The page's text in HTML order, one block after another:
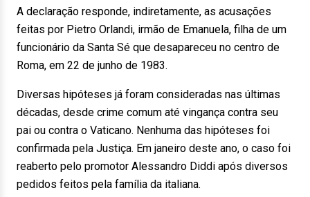
A declaração responde, indiretamente, as acusações
feitas por Pietro Orlandi, irmão de Emanuela, filha de um
funcionário da Santa Sé que desapareceu no centro de
Roma, em 22 de junho de 1983.
Diversas hipóteses já foram consideradas nas últimas
décadas, desde crime comum até vingança contra seu
pai ou contra o Vaticano. Nenhuma das hipóteses foi
confirmada pela Justiça. Em janeiro deste ano, o caso foi
reaberto pelo promotor Alessandro Diddi após diversos
pedidos feitos pela família da italiana.